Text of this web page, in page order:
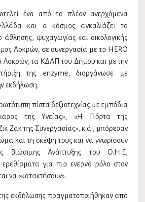
ένα από τα πλέον ανερχόμενα
και ο κόσμος αγκαλιάζει το
ψυχαγωγίας και οικολογικής
Λοκρών, σε συνεργασία με το HERO
τα ΚΔΑΠ του Δήμου και με την
της enzyme, διοργάνωσε με
εκδήλωση.
πίστα δεξιοτεχνίας με εμπόδια
της Υγείας», «Η Πόρτα της
Ζακ της Συνεργασίας», κ.ά., μπόρεσαν
και τη σκέψη τους και να γνωρίσουν
Βιώσιμης Ανάπτυξης του Ο.Η.Ε,
ερεθίσματα για πιο ενεργό ρόλο στον
να «κατακτήσουν».
εκδήλωσης πραγματοποιήθηκαν από